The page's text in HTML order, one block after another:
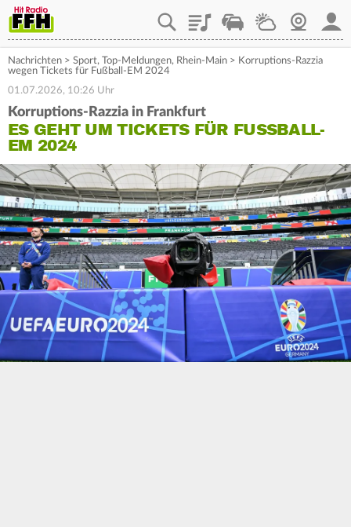
PlaylistStaupilotWetterWebcam
Nachrichten > Sport, Top-Meldungen, Rhein-Main > Korruptions-Razzia
wegen Tickets für Fußball-EM 2024
01.07.2026, 10:26 Uhr
Korruptions-Razzia in Frankfurt
ES GEHT UM TICKETS FÜR FUSSBALL-E
M 2024